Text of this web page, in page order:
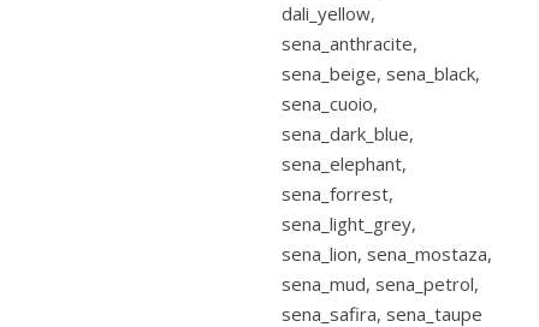
dali_yellow,
sena_anthracite,
sena_beige, sena_black,
sena_cuoio,
sena_dark_blue,
sena_elephant,
sena_forrest,
sena_light_grey,
sena_lion, sena_mostaza,
sena_mud, sena_petrol,
sena_safira, sena_taupe